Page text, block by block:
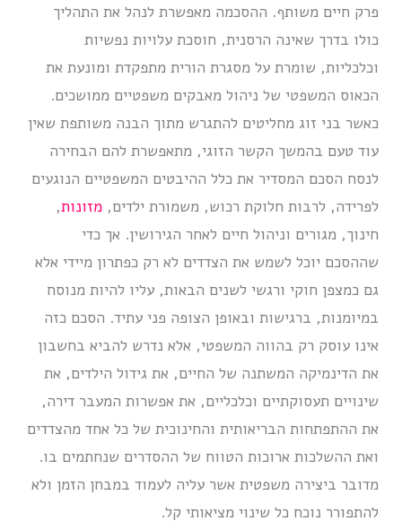
פרק חיים משותף. ההסכמה מאפשרת לנהל את התהליך
כולו בדרך שאינה הרסנית, חוסכת עלויות נפשיות
וכלכליות, שומרת על מסגרת הורית מתפקדת ומונעת את
הכאוס המשפטי של ניהול מאבקים משפטיים ממושכים.
כאשר בני זוג מחליטים להתגרש מתוך הבנה משותפת שאין
עוד טעם בהמשך הקשר הזוגי, מתאפשרת להם הבחירה
לנסח הסכם המסדיר את כלל ההיבטים המשפטיים הנוגעים
לפרידה, לרבות חלוקת רכוש, משמורת ילדים,מזונות,
חינוך, מגורים וניהול חיים לאחר הגירושין. אך כדי
שההסכם יוכל לשמש את הצדדים לא רק כפתרון מיידי אלא
גם כמצפן חוקי ורגשי לשנים הבאות, עליו להיות מנוסח
במיומנות, ברגישות ובאופן הצופה פני עתיד. הסכם כזה
אינו עוסק רק בהווה המשפטי, אלא נדרש להביא בחשבון
את הדינמיקה המשתנה של החיים, את גידול הילדים, את
שינויים תעסוקתיים וכלכליים, את אפשרות המעבר דירה,
את ההתפתחות הבריאותית והחינוכית של כל אחד מהצדדים
ואת ההשלכות ארוכות הטווח של ההסדרים שנחתמים בו.
מדובר ביצירה משפטית אשר עליה לעמוד במבחן הזמן ולא
להתפורר נוכח כל שינוי מציאותי קל.